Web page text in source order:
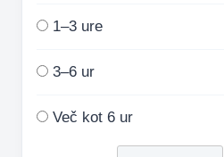
1–3 ure
3–6 ur
Več kot 6 ur